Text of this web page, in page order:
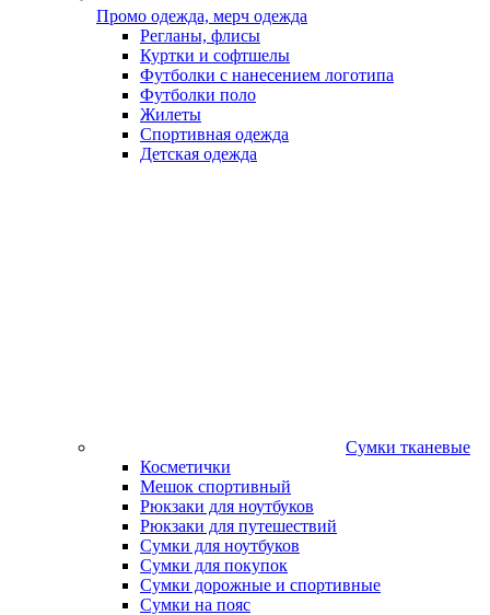
Промо одежда, мерч одежда
Регланы, флисы
Куртки и софтшелы
Футболки с нанесением логотипа
Футболки поло
Жилеты
Спортивная одежда
Детская одежда
Сумки тканевые
Косметички
Мешок спортивный
Рюкзаки для ноутбуков
Рюкзаки для путешествий
Сумки для ноутбуков
Сумки для покупок
Сумки дорожные и спортивные
Сумки на пояс